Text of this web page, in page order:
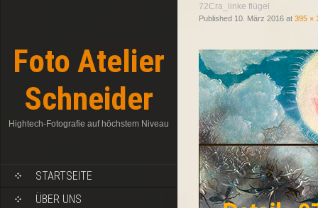
Foto Atelier
Schneider
Hightech-Fotografie auf höchstem Niveau
STARTSEITE
ÜBER UNS
72Cra_linke flügel
Published 10. März 2016 at 395 ×